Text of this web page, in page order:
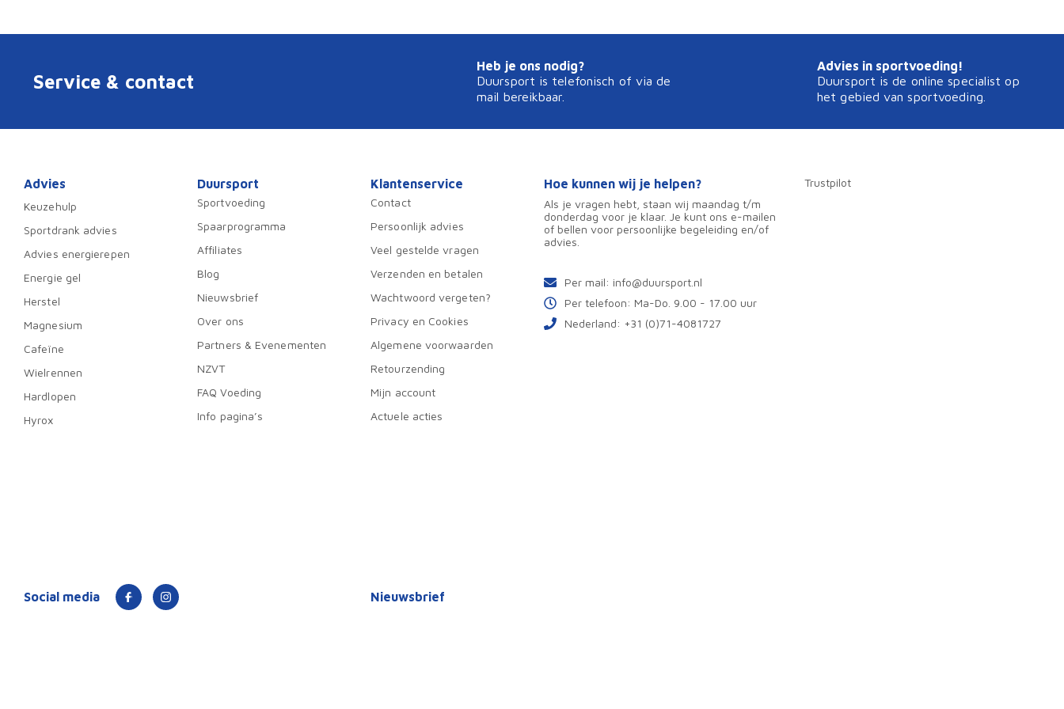
Service & contact
Heb je ons nodig?
Duursport is telefonisch of via de
mail bereikbaar.
Advies in sportvoeding!
Duursport is de online specialist op
het gebied van sportvoeding.
Advies
Keuzehulp
Sportdrank advies
Advies energierepen
Energie gel
Herstel
Magnesium
Cafeïne
Wielrennen
Hardlopen
Hyrox
Duursport
Sportvoeding
Spaarprogramma
Affiliates
Blog
Nieuwsbrief
Over ons
Partners & Evenementen
NZVT
FAQ Voeding
Info pagina’s
Klantenservice
Contact
Persoonlijk advies
Veel gestelde vragen
Verzenden en betalen
Wachtwoord vergeten?
Privacy en Cookies
Algemene voorwaarden
Retourzending
Mijn account
Actuele acties
Hoe kunnen wij je helpen?
Als je vragen hebt, staan wij maandag t/m
donderdag voor je klaar. Je kunt ons e-mailen
of bellen voor persoonlijke begeleiding en/of
advies.
Per mail: info@duursport.nl
Per telefoon: Ma-Do. 9.00 - 17.00 uur
Nederland: +31 (0)71-4081727
Trustpilot
Social media Nieuwsbrief